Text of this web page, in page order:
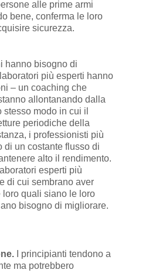
alle prime armi
bene, conferma le loro
sicurezza.
hanno bisogno di
più esperti hanno
– un coaching che
allontanando dalla
modo in cui il
periodiche della
i professionisti più
di un costante flusso di
alto il rendimento.
esperti più
di cui sembrano aver
loro quali siano le loro
bisogno di migliorare.
I principianti tendono a
ma potrebbero